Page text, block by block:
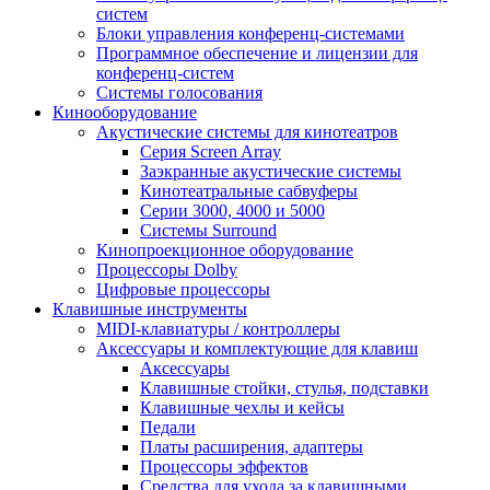
систем
Блоки управления конференц-системами
Программное обеспечение и лицензии для
конференц-систем
Системы голосования
Кинооборудование
Акустические системы для кинотеатров
Cерия Screen Array
Заэкранные акустические системы
Кинотеатральные сабвуферы
Серии 3000, 4000 и 5000
Системы Surround
Кинопроекционное оборудование
Процессоры Dolby
Цифровые процессоры
Клавишные инструменты
MIDI-клавиатуры / контроллеры
Аксессуары и комплектующие для клавиш
Аксессуары
Клавишные стойки, стулья, подставки
Клавишные чехлы и кейсы
Педали
Платы расширения, адаптеры
Процессоры эффектов
Средства для ухода за клавишными